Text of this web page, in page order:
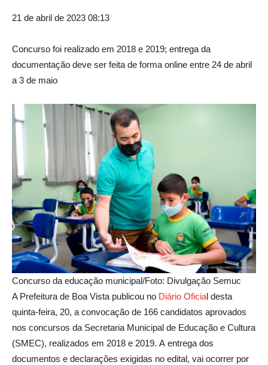
21 de abril de 2023 08:13
Concurso foi realizado em 2018 e 2019; entrega da
documentação deve ser feita de forma online entre 24 de abril
a 3 de maio
Concurso da educação municipal/Foto: Divulgação Semuc
A Prefeitura de Boa Vista publicou no Diário Oficial desta
quinta-feira, 20, a convocação de 166 candidatos aprovados
nos concursos da Secretaria Municipal de Educação e Cultura
(SMEC), realizados em 2018 e 2019. A entrega dos
documentos e declarações exigidas no edital, vai ocorrer por